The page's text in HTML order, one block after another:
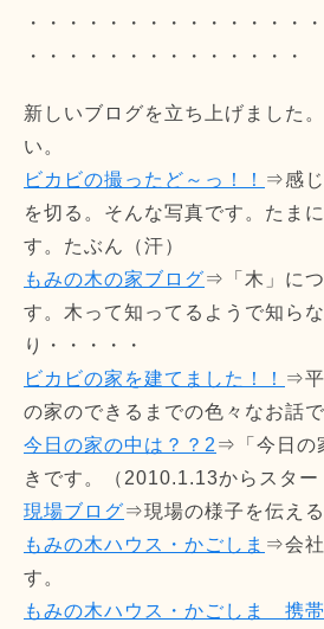
・・・・・・・・・・・・・・
・・・・・・・・・・・・・・
新しいブログを立ち上げました
い。
ビカビの撮ったど～っ！！ ⇒感じ
を切る。そんな写真です。たま
す。たぶん（汗）
もみの木の家ブログ⇒「木」に
す。木って知ってるようで知ら
り・・・・・
ビカビの家を建てました！！ ⇒平
の家のできるまでの色々なお話で
今日の家の中は？？2 ⇒「今日の
きです。（2010.1.13からスター
現場ブログ⇒現場の様子を伝える
もみの木ハウス・かごしま ⇒会
す。
もみの木ハウス・かごしま 携